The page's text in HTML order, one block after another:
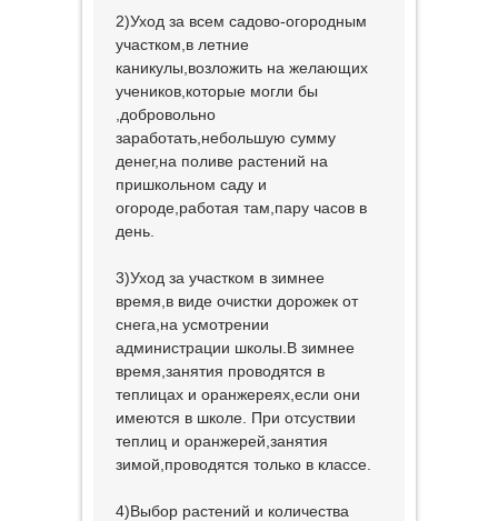
2)Уход за всем садово-огородным
участком,в летние
каникулы,возложить на желающих
учеников,которые могли бы
,добровольно
заработать,небольшую сумму
денег,на поливе растений на
пришкольном саду и
огороде,работая там,пару часов в
день.
3)Уход за участком в зимнее
время,в виде очистки дорожек от
снега,на усмотрении
администрации школы.В зимнее
время,занятия проводятся в
теплицах и оранжереях,если они
имеются в школе. При отсуствии
теплиц и оранжерей,занятия
зимой,проводятся только в классе.
4)Выбор растений и количества